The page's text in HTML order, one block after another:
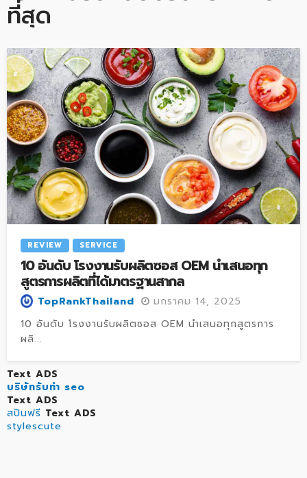
ที่สุด
REVIEW SERVICE
10 อันดับ โรงงานรับผลิตซอส OEM นำเสนอทุก
สูตรการผลิตที่ได้มาตรฐานสากล
TopRankThailand
มกราคม 14, 2025
10 อันดับ โรงงานรับผลิตซอส OEM นำเสนอทุกสูตรการ
ผลิ...
Text ADS
บริษัทรับทำ seo
Text ADS
สปินฟรี Text ADS
stylescute